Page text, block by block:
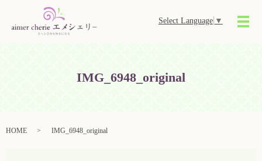
Select Language ▼
メ
IMG_6948_original
HOME IMG_6948_original